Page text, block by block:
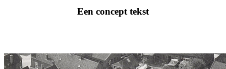
Een concept tekst